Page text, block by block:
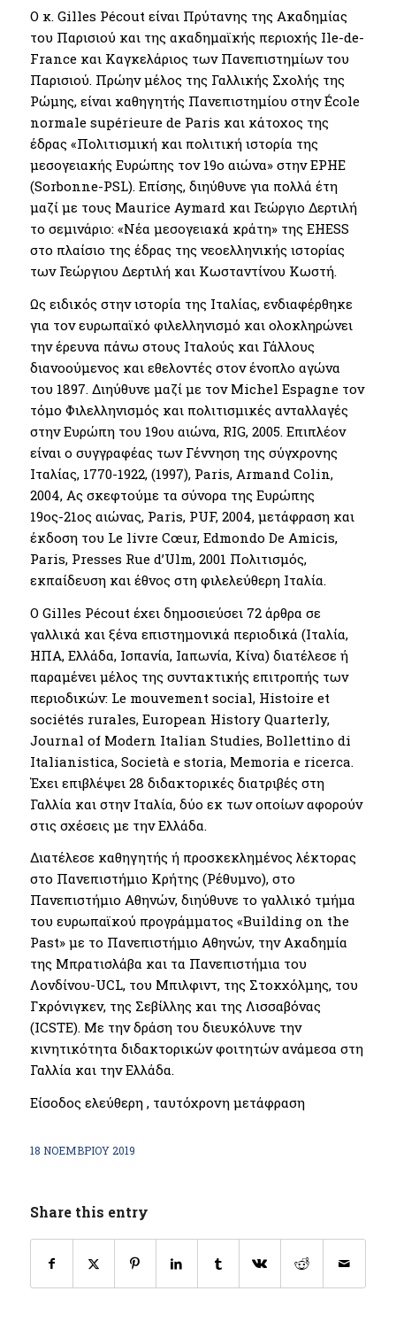
Ο κ. Gilles Pécout είναι Πρύτανης της Ακαδημίας
του Παρισιού και της ακαδημαϊκής περιοχής Ile-de-
France και Καγκελάριος των Πανεπιστημίων του
Παρισιού. Πρώην μέλος της Γαλλικής Σχολής της
Ρώμης, είναι καθηγητής Πανεπιστημίου στην École
normale supérieure de Paris και κάτοχος της
έδρας «Πολιτισμική και πολιτική ιστορία της
μεσογειακής Ευρώπης τον 19ο αιώνα» στην EPHE
(Sorbonne-PSL). Επίσης, διηύθυνε για πολλά έτη
μαζί με τους Maurice Aymard και Γεώργιο Δερτιλή
το σεμινάριο: «Νέα μεσογειακά κράτη» της EHESS
στο πλαίσιο της έδρας της νεοελληνικής ιστορίας
των Γεώργιου Δερτιλή και Κωσταντίνου Κωστή.
Ως ειδικός στην ιστορία της Ιταλίας, ενδιαφέρθηκε
για τον ευρωπαϊκό φιλελληνισμό και ολοκληρώνει
την έρευνα πάνω στους Ιταλούς και Γάλλους
διανοούμενος και εθελοντές στον ένοπλο αγώνα
του 1897. Διηύθυνε μαζί με τον Michel Espagne τον
τόμο Φιλελληνισμός και πολιτισμικές ανταλλαγές
στην Ευρώπη του 19ου αιώνα, RIG, 2005. Επιπλέον
είναι ο συγγραφέας των Γέννηση της σύγχρονης
Ιταλίας, 1770-1922, (1997), Paris, Armand Colin,
2004, Ας σκεφτούμε τα σύνορα της Ευρώπης
19ος-21ος αιώνας, Paris, PUF, 2004, μετάφραση και
έκδοση του Le livre Cœur, Edmondo De Amicis,
Paris, Presses Rue d’Ulm, 2001 Πολιτισμός,
εκπαίδευση και έθνος στη φιλελεύθερη Ιταλία.
Ο Gilles Pécout έχει δημοσιεύσει 72 άρθρα σε
γαλλικά και ξένα επιστημονικά περιοδικά (Ιταλία,
ΗΠΑ, Ελλάδα, Ισπανία, Ιαπωνία, Κίνα) διατέλεσε ή
παραμένει μέλος της συντακτικής επιτροπής των
περιοδικών: Le mouvement social, Histoire et
sociétés rurales, European History Quarterly,
Journal of Modern Italian Studies, Bollettino di
Italianistica, Società e storia, Memoria e ricerca.
Έχει επιβλέψει 28 διδακτορικές διατριβές στη
Γαλλία και στην Ιταλία, δύο εκ των οποίων αφορούν
στις σχέσεις με την Ελλάδα.
Διατέλεσε καθηγητής ή προσκεκλημένος λέκτορας
στο Πανεπιστήμιο Κρήτης (Ρέθυμνο), στο
Πανεπιστήμιο Αθηνών, διηύθυνε το γαλλικό τμήμα
του ευρωπαϊκού προγράμματος «Building on the
Past» με το Πανεπιστήμιο Αθηνών, την Ακαδημία
της Μπρατισλάβα και τα Πανεπιστήμια του
Λονδίνου-UCL, του Μπιλφιντ, της Στοκχόλμης, του
Γκρόνιγκεν, της Σεβίλλης και της Λισσαβόνας
(ICSTE). Με την δράση του διευκόλυνε την
κινητικότητα διδακτορικών φοιτητών ανάμεσα στη
Γαλλία και την Ελλάδα.
Είσοδος ελεύθερη , ταυτόχρονη μετάφραση
18 ΝΟΕΜΒΡΊΟΥ 2019
Share this entry